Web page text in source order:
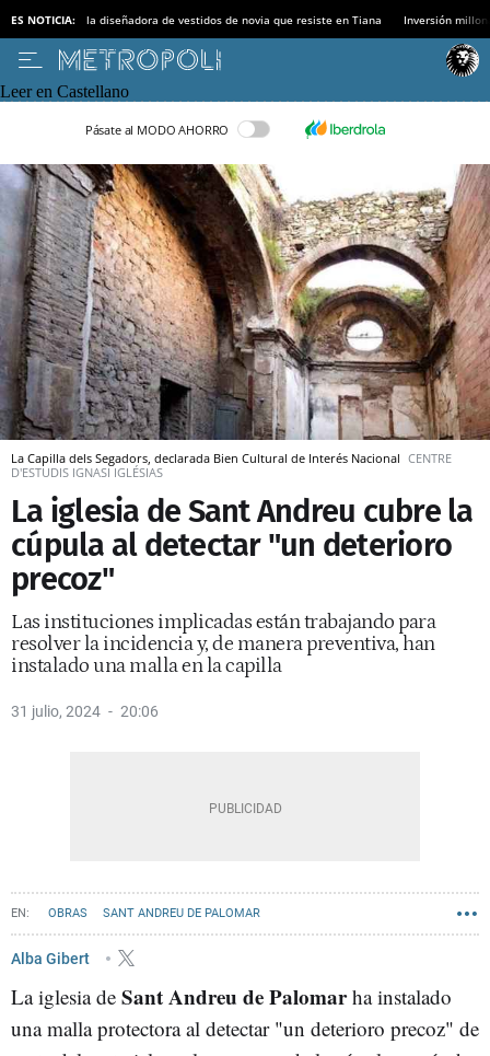
ES NOTICIA: la diseñadora de vestidos de novia que resiste en Tiana Inversión
Leer en Castellano
Pásate al MODO AHORRO
La Capilla dels Segadors, declarada Bien Cultural de Interés Nacional CENTRE
D'ESTUDIS IGNASI IGLÉSIAS
La iglesia de Sant Andreu cubre la
cúpula al detectar "un deterioro
precoz"
Las instituciones implicadas están trabajando para
resolver la incidencia y, de manera preventiva, han
instalado una malla en la capilla
31 julio, 2024 20:06
OBRAS SANT ANDREU DE PALOMAR
Alba Gibert
La iglesia de Sant Andreu de Palomarha instalado
una malla protectora al detectar "un deterioro precoz" de